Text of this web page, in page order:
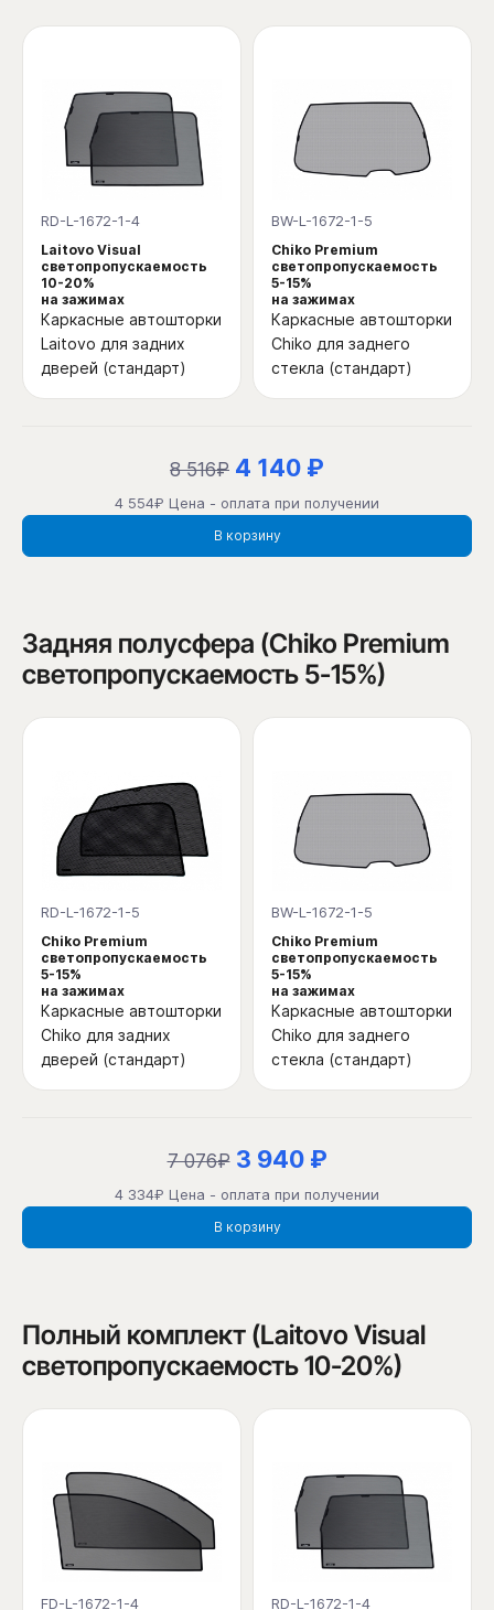
RD-L-1672-1-4
Laitovo Visual
светопропускаемость
10-20%
на зажимах
Каркасные автошторки
Laitovo для задних
дверей (стандарт)
BW-L-1672-1-5
Chiko Premium
светопропускаемость
5-15%
на зажимах
Каркасные автошторки
Chiko для заднего
стекла (стандарт)
8 516₽ 4 140 ₽
4 554₽ Цена - оплата при получении
В корзину
Задняя полусфера (Chiko Premium
светопропускаемость 5-15%)
RD-L-1672-1-5
Chiko Premium
светопропускаемость
5-15%
на зажимах
Каркасные автошторки
Chiko для задних
дверей (стандарт)
BW-L-1672-1-5
Chiko Premium
светопропускаемость
5-15%
на зажимах
Каркасные автошторки
Chiko для заднего
стекла (стандарт)
7 076₽ 3 940 ₽
4 334₽ Цена - оплата при получении
В корзину
Полный комплект (Laitovo Visual
светопропускаемость 10-20%)
FD-L-1672-1-4 RD-L-1672-1-4